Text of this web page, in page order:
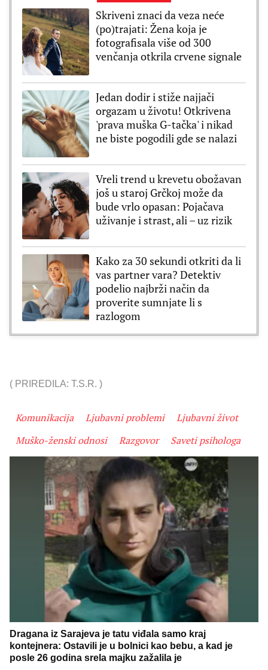
Skriveni znaci da veza neće
(po)trajati: Žena koja je
fotografisala više od 300
venčanja otkrila crvene signale
Jedan dodir i stiže najjači
orgazam u životu! Otkrivena
'prava muška G-tačka' i nikad
ne biste pogodili gde se nalazi
Vreli trend u krevetu obožavan
još u staroj Grčkoj može da
bude vrlo opasan: Pojačava
uživanje i strast, ali – uz rizik
Kako za 30 sekundi otkriti da li
vas partner vara? Detektiv
podelio najbrži način da
proverite sumnjate li s
razlogom
( PRIREDILA: T.S.R. )
Komunikacija Ljubavni problemi
Ljubavni život
Muško-ženski odnosi
Razgovor Saveti psihologa
Dragana iz Sarajeva je tatu viđala samo kraj
kontejnera: Ostavili je u bolnici kao bebu, a kad je
posle 26 godina srela majku zažalila je